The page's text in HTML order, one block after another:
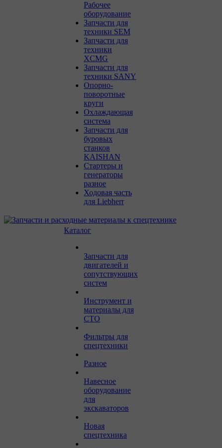
Рабочее
оборудование
Запчасти для
техники SEM
Запчасти для
техники
XCMG
Запчасти для
техники SANY
Опорно-
поворотные
круги
Охлаждающая
система
Запчасти для
буровых
станков
KAISHAN
Стартеры и
генераторы
разное
Ходовая часть
для Liebherr
Каталог
Запчасти для
двигателей и
сопутствующих
систем
Инструмент и
материалы для
СТО
Фильтры для
спецтехники
Разное
Навесное
оборудование
для
экскаваторов
Новая
спецтехника